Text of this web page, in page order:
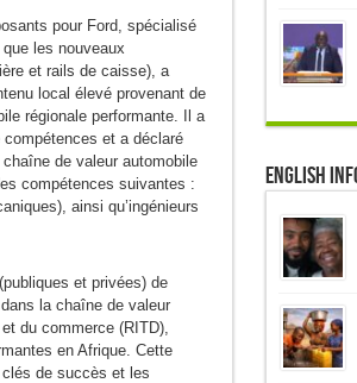
pour Ford, spécialisé
les nouveaux
et rails de caisse), a
local élevé provenant de
régionale performante. Il a
et a déclaré
de valeur automobile
compétences suivantes :
ainsi qu’ingénieurs
et privées) de
la chaîne de valeur
du commerce (RITD),
en Afrique. Cette
de succès et les
English